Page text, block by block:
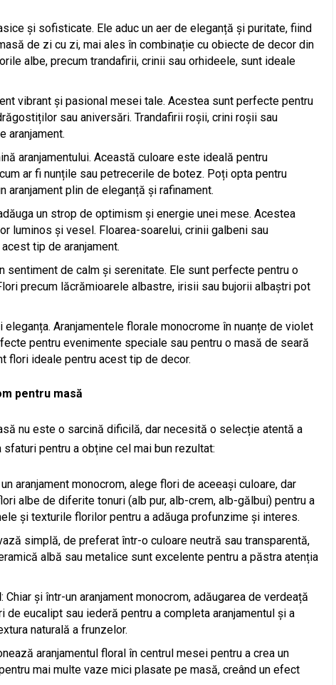
și sofisticate. Ele aduc un aer de eleganță și puritate, fiind
de zi cu zi, mai ales în combinație cu obiecte de decor din
albe, precum trandafirii, crinii sau orhideele, sunt ideale
vibrant și pasional mesei tale. Acestea sunt perfecte pentru
sau aniversări. Trandafirii roșii, crini roșii sau
aranjament.
aranjamentului. Această culoare este ideală pentru
ar fi nunțile sau petrecerile de botez. Poți opta pentru
aranjament plin de eleganță și rafinament.
un strop de optimism și energie unei mese. Acestea
luminos și vesel. Floarea-soarelui, crinii galbeni sau
tip de aranjament.
sentiment de calm și serenitate. Ele sunt perfecte pentru o
precum lăcrămioarele albastre, irisii sau bujorii albaștri pot
Aranjamentele florale monocrome în nuanțe de violet
pentru evenimente speciale sau pentru o masă de seară
flori ideale pentru acest tip de decor.
pentru masă
nu este o sarcină dificilă, dar necesită o selecție atentă a
pentru a obține cel mai bun rezultat:
aranjament monocrom, alege flori de aceeași culoare, dar
albe de diferite tonuri (alb pur, alb-crem, alb-gălbui) pentru a
și texturile florilor pentru a adăuga profunzime și interes.
simplă, de preferat într-o culoare neutră sau transparentă,
albă sau metalice sunt excelente pentru a păstra atenția
: Chiar și într-un aranjament monocrom, adăugarea de verdeață
eucalipt sau iederă pentru a completa aranjamentul și a
naturală a frunzelor.
aranjamentul floral în centrul mesei pentru a crea un
mai multe vaze mici plasate pe masă, creând un efect